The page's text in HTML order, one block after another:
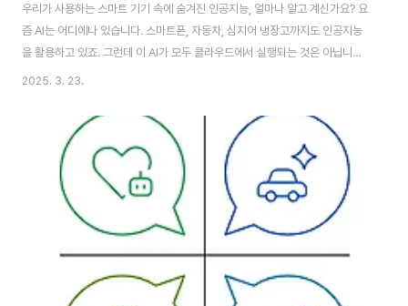
우리가 사용하는 스마트 기기 속에 숨겨진 인공지능, 얼마나 알고 계신가요? 요
즘 AI는 어디에나 있습니다. 스마트폰, 자동차, 심지어 냉장고까지도 인공지능
을 활용하고 있죠. 그런데 이 AI가 모두 클라우드에서 실행되는 것은 아닙니다.
여러분이 사용하는 많은 기기에는 ‘임베디드 AI’라는 기술이 적용되어 있습니
늘은 임베디드 AI가 무엇이고, 어떤 방식으로 활용되는지 살펴보겠습니다.📋
목차임베디드 AI란 무엇인가? 임베디드 AI의 핵심 기술 임베디드 AI의 주요 활
용 사례 임베디드 AI가 제공하는 장점 임베디드 AI의 한계와 해결 과제 임베디
드 AI의 미래 전망임베디드 AI란 무엇인가?임베디드 AI(Embedded AI)는 클
2025. 3. 23.